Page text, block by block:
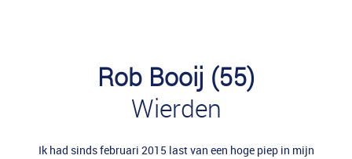
Rob Booij (55)
Wierden
Ik had sinds februari 2015 last van een hoge piep in mijn